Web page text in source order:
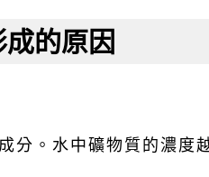
的原因
分。水中礦物質的濃度